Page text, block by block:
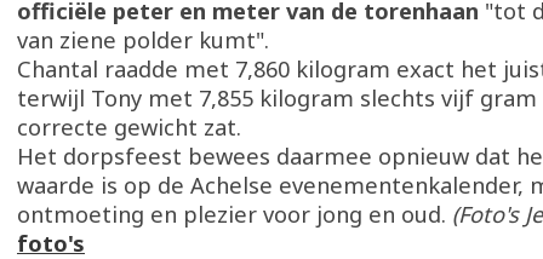
officiële peter en meter van de torenhaan "tot
van ziene polder kumt".
Chantal raadde met 7,860 kilogram exact het
terwijl Tony met 7,855 kilogram slechts vijf
correcte gewicht zat.
Het dorpsfeest bewees daarmee opnieuw dat
waarde is op de Achelse evenementenkalender,
ontmoeting en plezier voor jong en oud. (Foto's
foto's